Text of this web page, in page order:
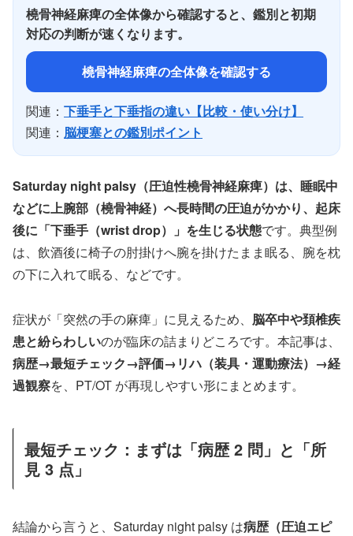
橈骨神経麻痺の全体像から確認すると、鑑別と初期
対応の判断が速くなります。
橈骨神経麻痺の全体像を確認する
関連： 下垂手と下垂指の違い【比較・使い分け】
関連： 脳梗塞との鑑別ポイント
Saturday night palsy（圧迫性橈骨神経麻痺）は、睡眠中
などに上腕部（橈骨神経）へ長時間の圧迫がかかり、起床
後に「下垂手（wrist drop）」を生じる状態です。典型例
は、飲酒後に椅子の肘掛けへ腕を掛けたまま眠る、腕を枕
の下に入れて眠る、などです。
症状が「突然の手の麻痺」に見えるため、 脳卒中や頚椎疾
患と紛らわしいのが臨床の詰まりどころです。本記事は、
病歴→最短チェック→評価→リハ（装具・運動療法）→経
過観察を、PT/OT が再現しやすい形にまとめます。
最短チェック：まずは「病歴 2 問」と「所
見 3 点」
結論から言うと、Saturday night palsy は病歴（圧迫エピ